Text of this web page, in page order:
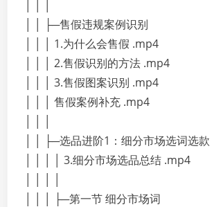
│ │ ├─售假违规案例识别
│ │ │ 1.为什么会售假 .mp4
│ │ │ 2.售假识别的方法 .mp4
│ │ │ 3.售假图案识别 .mp4
│ │ │ 售假案例补充 .mp4
│ │ ├─选品进阶1：细分市场选词选款
│ │ │ │ 3.细分市场选品总结 .mp4
│ │ │ ├─第一节 细分市场词